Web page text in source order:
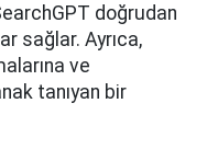
doğrudan
sağlar. Ayrıca,
ve
tanıyan bir